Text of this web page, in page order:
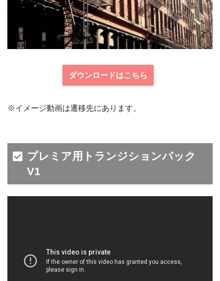
ダウンロードはこちら
※イメージ動画は遷移先にあります。
プレミア用トランジションパック
V1